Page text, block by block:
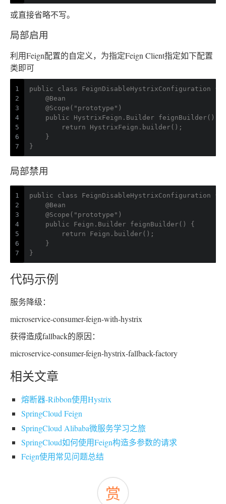
或直接省略不写。
局部启用
利用Feign配置的自定义，为指定Feign Client指定如下配置
类即可
1
2
3
4
5
6
7
public class FeignDisableHystrixConfiguration {
    @Bean
    @Scope("prototype")
    public HystrixFeign.Builder feignBuilder() {
        return HystrixFeign.builder();
    }
}
局部禁用
1
2
3
4
5
6
7
public class FeignDisableHystrixConfiguration {
    @Bean
    @Scope("prototype")
    public Feign.Builder feignBuilder() {
        return Feign.builder();
    }
}
代码示例
服务降级：
microservice-consumer-feign-with-hystrix
获得造成fallback的原因：
microservice-consumer-feign-hystrix-fallback-factory
相关文章
熔断器-Ribbon使用Hystrix
SpringCloud Feign
SpringCloud Alibaba微服务学习之旅
SpringCloud如何使用Feign构造多参数的请求
Feign使用常见问题总结
赏